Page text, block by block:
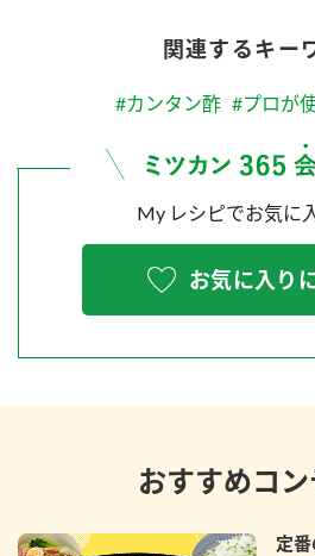
関連するキー
#カンタン酢 #プロが
My レシピでお気に
お気に入り
おすすめコ
定